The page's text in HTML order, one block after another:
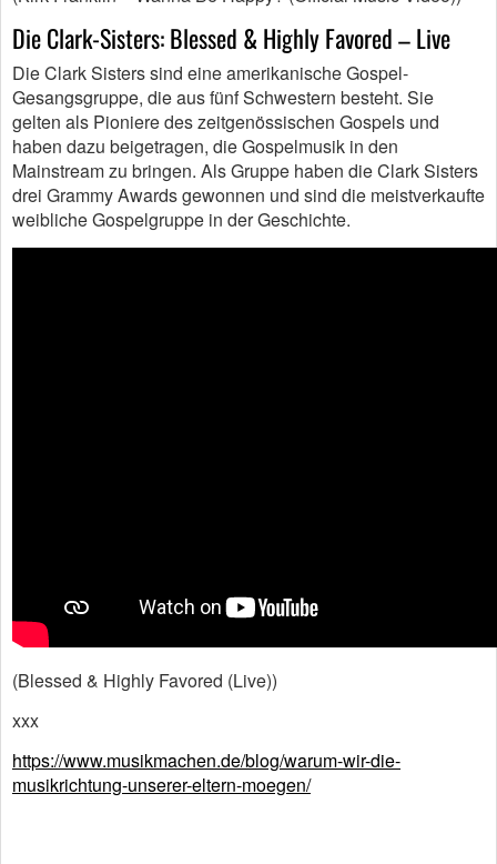
Die Clark-Sisters: Blessed & Highly Favored – Live
Die Clark Sisters sind eine amerikanische Gospel-
Gesangsgruppe, die aus fünf Schwestern besteht. Sie
gelten als Pioniere des zeitgenössischen Gospels und
haben dazu beigetragen, die Gospelmusik in den
Mainstream zu bringen. Als Gruppe haben die Clark Sisters
drei Grammy Awards gewonnen und sind die meistverkaufte
weibliche Gospelgruppe in der Geschichte.
(Blessed & Highly Favored (Live))
xxx
https://www.musikmachen.de/blog/warum-wir-die-
musikrichtung-unserer-eltern-moegen/